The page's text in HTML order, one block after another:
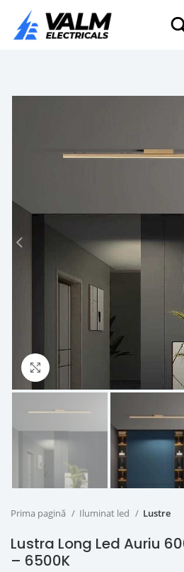
Click to enlarge
Prima pagină Iluminat led Lustre
Lustra Long Led Auriu
– 6500K